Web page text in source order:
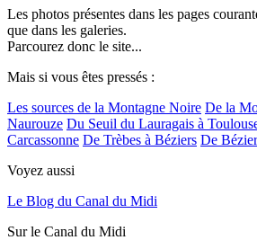
Les photos présentes dans les pages
que dans les galeries.
Parcourez donc le site...
Mais si vous êtes pressés :
Les sources de la Montagne Noire De la
Naurouze Du Seuil du Lauragais à
Carcassonne De Trèbes à Béziers De
Voyez aussi
Le Blog du Canal du Midi
Sur le Canal du Midi